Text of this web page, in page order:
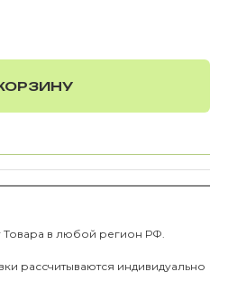
Товара в любой регион РФ.
рассчитываются индивидуально